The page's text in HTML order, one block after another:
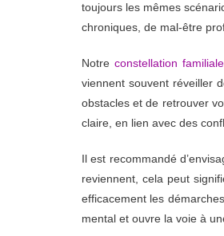
toujours les mêmes
chroniques, de mal-être
Notreconstellation
viennent souvent réveiller
obstacles et de retrouver
claire, en lien avec des
Il est recommandé
reviennent, cela peut
efficacement les
mental et ouvre la voie à